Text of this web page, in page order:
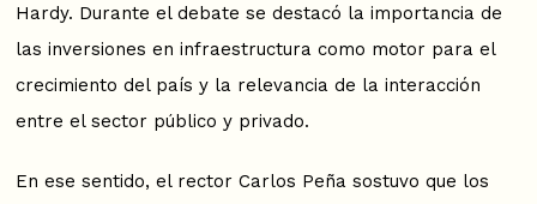
Hardy. Durante el debate se destacó la importancia de
las inversiones en infraestructura como motor para el
crecimiento del país y la relevancia de la interacción
entre el sector público y privado.
En ese sentido, el rector Carlos Peña sostuvo que los